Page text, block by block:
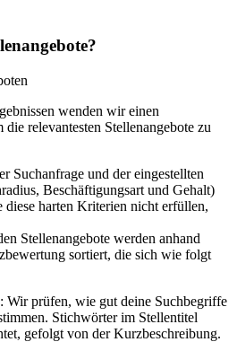
wenden wir einen
relevantesten Stellenangebote zu
Suchanfrage und der eingestellten
Beschäftigungsart und Gehalt)
diese harten Kriterien nicht erfüllen,
Stellenangebote werden anhand
sortiert, die sich wie folgt
Wir prüfen, wie gut deine Suchbegriffe
Stichwörter im Stellentitel
gefolgt von der Kurzbeschreibung.